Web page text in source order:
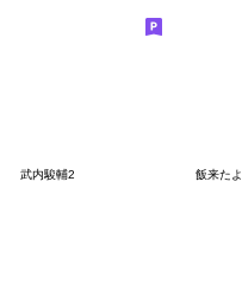
武内駿輔2 飯来たよ